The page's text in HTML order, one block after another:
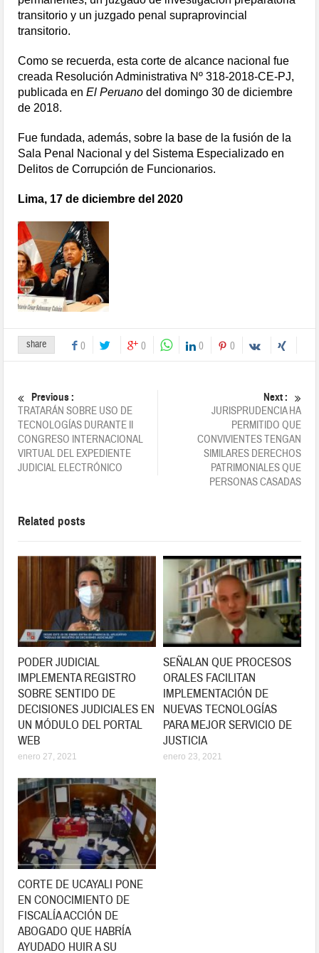
transitorio y un juzgado penal supraprovincial
transitorio.
Como se recuerda, esta corte de alcance nacional fue
creada Resolución Administrativa Nº 318-2018-CE-PJ,
publicada enEl Peruano del domingo 30 de diciembre
de 2018.
Fue fundada, además, sobre la base de la fusión de la
Sala Penal Nacional y del Sistema Especializado en
Delitos de Corrupción de Funcionarios.
Lima, 17 de diciembre del 2020
share 0 0 0 0
Previous :
TRATARÁN SOBRE USO DE
TECNOLOGÍAS DURANTE II
CONGRESO INTERNACIONAL
VIRTUAL DEL EXPEDIENTE
JUDICIAL ELECTRÓNICO
Next :
JURISPRUDENCIA HA
PERMITIDO QUE
CONVIVIENTES TENGAN
SIMILARES DERECHOS
PATRIMONIALES QUE
PERSONAS CASADAS
Related posts
PODER JUDICIAL
IMPLEMENTA REGISTRO
SOBRE SENTIDO DE
DECISIONES JUDICIALES EN
UN MÓDULO DEL PORTAL
WEB
enero 27, 2021
SEÑALAN QUE PROCESOS
ORALES FACILITAN
IMPLEMENTACIÓN DE
NUEVAS TECNOLOGÍAS
PARA MEJOR SERVICIO DE
JUSTICIA
enero 23, 2021
CORTE DE UCAYALI PONE
EN CONOCIMIENTO DE
FISCALÍA ACCIÓN DE
ABOGADO QUE HABRÍA
AYUDADO HUIR A SU